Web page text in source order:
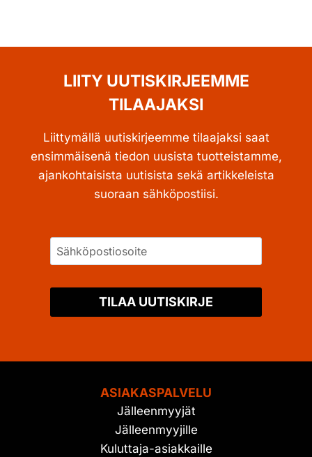
LIITY UUTISKIRJEEMME
TILAAJAKSI
Liittymällä uutiskirjeemme tilaajaksi saat
ensimmäisenä tiedon uusista tuotteistamme,
ajankohtaisista uutisista sekä artikkeleista
suoraan sähköpostiisi.
TILAA UUTISKIRJE
ASIAKASPALVELU
Jälleenmyyjät
Jälleenmyyjille
Kuluttaja-asiakkaille